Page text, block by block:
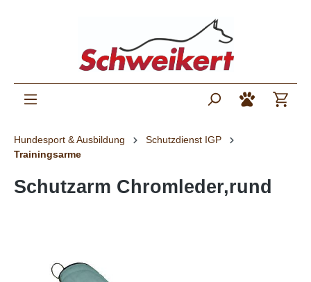
Hundesport & Ausbildung
Schutzdienst IGP
Trainingsarme
Schutzarm Chromleder,rund